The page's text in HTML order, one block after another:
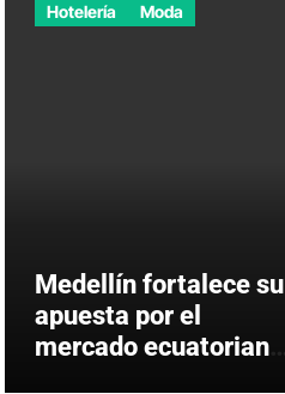
Hotelería Moda
Medellín fortalece su
apuesta por el
mercado ecuatoriano